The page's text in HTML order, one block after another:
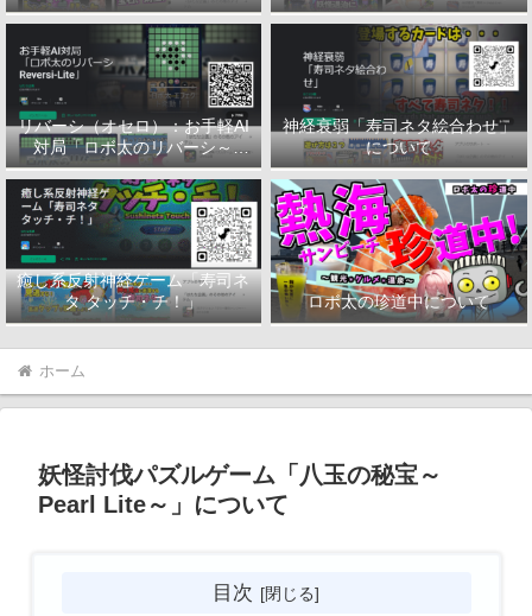
リバーシ（オセロ）：お手軽AI
対局「ロボ太のリバーシ～
Reversi-Lite～」について
神経衰弱「寿司ネタ絵合わせ」
について
癒し系反射神経ゲーム「寿司ネ
タ タッチ・チ！」
ロボ太の珍道中について
ホーム
妖怪討伐パズルゲーム「八玉の秘宝～
Pearl Lite～」について
目次